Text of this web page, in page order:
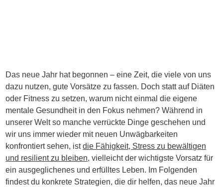
Das neue Jahr hat begonnen – eine Zeit, die viele von uns
dazu nutzen, gute Vorsätze zu fassen. Doch statt auf Diäten
oder Fitness zu setzen, warum nicht einmal die eigene
mentale Gesundheit in den Fokus nehmen? Während in
unserer Welt so manche verrückte Dinge geschehen und
wir uns immer wieder mit neuen Unwägbarkeiten
konfrontiert sehen, istdie Fähigkeit, Stress zu bewältigen
und resilient zu bleiben, vielleicht der wichtigste Vorsatz für
ein ausgeglichenes und erfülltes Leben. Im Folgenden
findest du konkrete Strategien, die dir helfen, das neue Jahr